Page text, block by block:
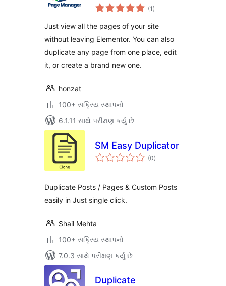
(1 કુલ
રેટિંગ્સ
)
Just view all the pages of your site
without leaving Elementor. You can also
duplicate any page from one place, edit
it, or create a brand new one.
honzat
100+ સક્રિય સ્થાપનો
6.1.11 સાથે પરીક્ષણ કર્યું છે
SM Easy Duplicator
(0કુલ
રેટિંગ્સ
)
Duplicate Posts / Pages & Custom Posts
easily in Just single click.
Shail Mehta
100+ સક્રિય સ્થાપનો
7.0.3 સાથે પરીક્ષણ કર્યું છે
Duplicate